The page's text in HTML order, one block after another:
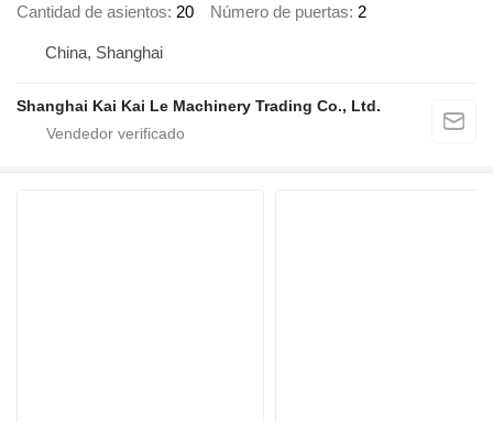
Cantidad de asientos 20 Número de puertas 2
China, Shanghai
Shanghai Kai Kai Le Machinery Trading Co., Ltd.